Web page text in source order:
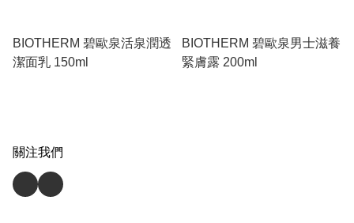
BIOTHERM 碧歐泉活泉潤透
潔面乳 150ml
BIOTHERM 碧歐泉男士滋養
緊膚露 200ml
關注我們